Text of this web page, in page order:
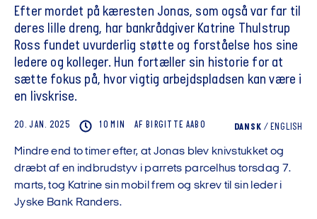
Efter mordet på kæresten Jonas, som også var far til
deres lille dreng, har bankrådgiver Katrine Thulstrup
Ross fundet uvurderlig støtte og forståelse hos sine
ledere og kolleger. Hun fortæller sin historie for at
sætte fokus på, hvor vigtig arbejdspladsen kan være i
en livskrise.
20. JAN. 2025 10 MIN AF BIRGITTE AABO DANSK / ENGLISH
Mindre end to timer efter, at Jonas blev knivstukket og
dræbt af en indbrudstyv i parrets parcelhus torsdag 7.
marts, tog Katrine sin mobil frem og skrev til sin leder i
Jyske Bank Randers.